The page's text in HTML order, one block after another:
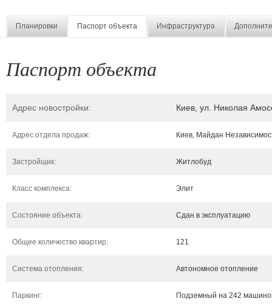
Планировки Паспорт объекта Инфраструктура
Паспорт объекта
Адрес новостройки: Киев, ул. Николая
Адрес отдела продаж: Киев, Майдан
Застройщик: Житлобуд
Класс комплекса: Элит
Состояние объекта: Сдан в эксплуатацию
Общее количество квартир: 121
Система отопления: Автономное отопление
Паркинг: Подземный на 242